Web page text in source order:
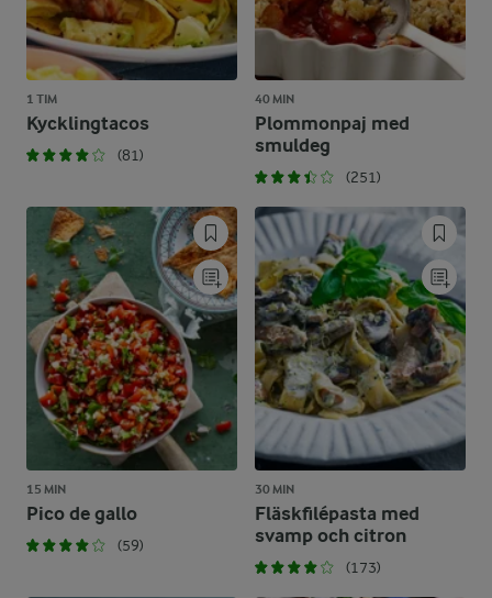
1 TIM
Kycklingtacos
(81)
40 MIN
Plommonpaj med
smuldeg
(251)
15 MIN
Pico de gallo
(59)
30 MIN
Fläskfilépasta med
svamp och citron
(173)